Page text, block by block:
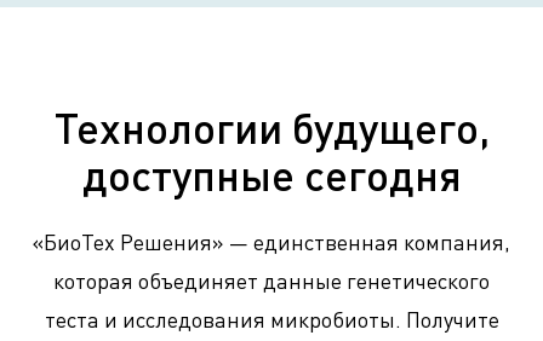
Технологии будущего,
доступные сегодня
«БиоТех Решения» — единственная компания,
которая объединяет данные генетического
теста и исследования микробиоты. Получите